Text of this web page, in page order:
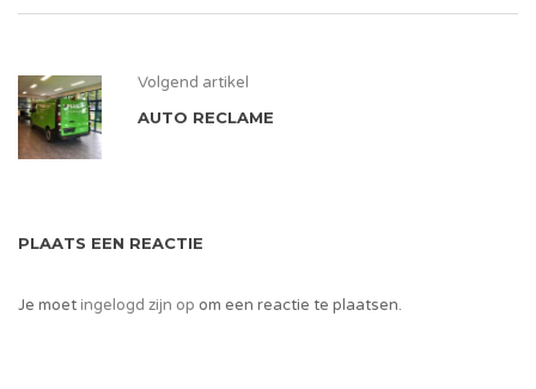
Volgend artikel
AUTO RECLAME
PLAATS EEN REACTIE
Je moetingelogd zijn op om een reactie te plaatsen.